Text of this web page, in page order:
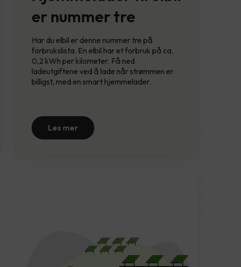
er nummer tre
Har du elbil er denne nummer tre på
forbrukslista. En elbil har et forbruk på ca.
0,2 kWh per kilometer. Få ned
ladeutgiftene ved å lade når strømmen er
billigst, med en smart hjemmelader.
Les mer